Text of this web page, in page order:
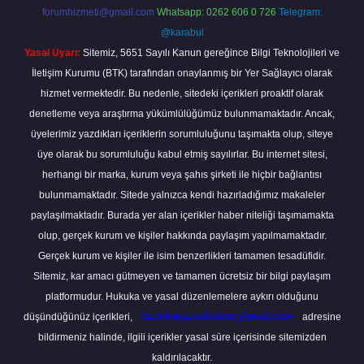
forumhizmeti@gmail.com Whatsapp: 0262 606 0 726 Telegram:
@karabul
Yasal Uyarı: Sitemiz, 5651 Sayılı Kanun gereğince Bilgi Teknolojileri ve
İletişim Kurumu (BTK) tarafından onaylanmış bir Yer Sağlayıcı olarak
hizmet vermektedir. Bu nedenle, sitedeki içerikleri proaktif olarak
denetleme veya araştırma yükümlülüğümüz bulunmamaktadır. Ancak,
üyelerimiz yazdıkları içeriklerin sorumluluğunu taşımakta olup, siteye
üye olarak bu sorumluluğu kabul etmiş sayılırlar. Bu internet sitesi,
herhangi bir marka, kurum veya şahıs şirketi ile hiçbir bağlantısı
bulunmamaktadır. Sitede yalnızca kendi hazırladığımız makaleler
paylaşılmaktadır. Burada yer alan içerikler haber niteliği taşımamakta
olup, gerçek kurum ve kişiler hakkında paylaşım yapılmamaktadır.
Gerçek kurum ve kişiler ile isim benzerlikleri tamamen tesadüfidir.
Sitemiz, kar amacı gütmeyen ve tamamen ücretsiz bir bilgi paylaşım
platformudur. Hukuka ve yasal düzenlemelere aykırı olduğunu
düşündüğünüz içerikleri,
backlinkpanelicomtr@gmail.com
adresine
bildirmeniz halinde, ilgili içerikler yasal süre içerisinde sitemizden
kaldırılacaktır.